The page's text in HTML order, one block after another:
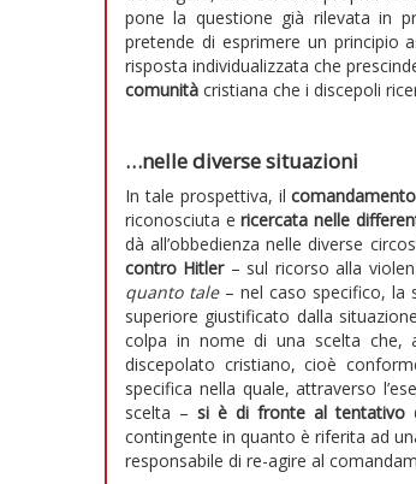
pone la questione già rilevata in
pretende di esprimere un principio
risposta individualizzata che
comunità cristiana che i discepoli
…nelle diverse situazioni
In tale prospettiva, ilcomandamento
riconosciuta ericercata nelle
dà all’obbedienza nelle diverse
contro Hitler– sul ricorso alla
quanto tale– nel caso specifico, la
superiore giustificato dalla
colpa in nome di una scelta che,
discepolato cristiano, cioè
specifica nella quale, attraverso
scelta –si è di fronte al tentativo
contingente in quanto è riferita ad
responsabile di re-agire al